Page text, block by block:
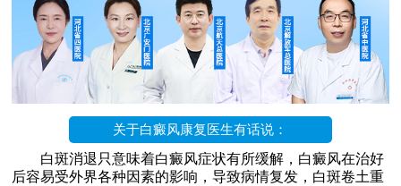
关于白癜风康复医生有话说：
白斑消退只意味着白癜风症状有所缓解，白癜风在治好
后容易受外界各种因素的影响，导致病情复发，白斑卷土重